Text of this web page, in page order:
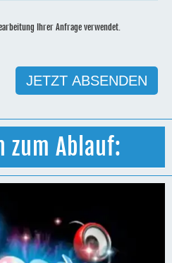
Ihrer Anfrage verwendet.
zum Ablauf: